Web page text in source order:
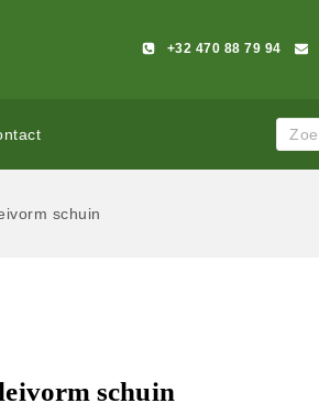
+32 470 88 79 94
schuin
schuin